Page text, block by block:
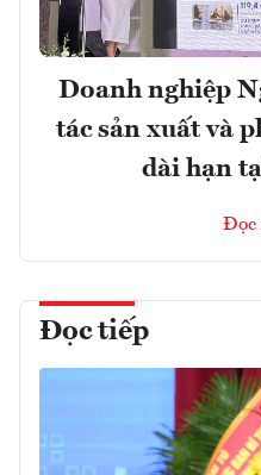
Doanh nghiệp
tác sản xuất và
dài hạn
Đọc
Đọc tiếp